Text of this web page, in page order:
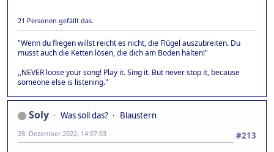
21 Personen gefällt das.
"Wenn du fliegen willst reicht es nicht, die Flügel auszubreiten. Du
musst auch die Ketten lösen, die dich am Boden halten!"
,,NEVER loose your song! Play it. Sing it. But never stop it, because
someone else is listening."
Soly Was soll das?
Blaustern
#213
28. Dezember 2022, 14:07:03